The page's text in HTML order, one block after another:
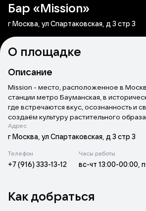
Бар «Mission»
г Москва, ул Спартаковская, д 3 стр 3
О площадке
Описание
Mission - место, расположенное в
станции метро Бауманская, в
где встречаются вкус, осознанность и
создаём культуру растительного
нет компромиссов между этикой,
удовольствием.
17 сортов постоянно на кране и 200+
холодильнике,
принципам честности состава, чистоты
происхождения. Всё — 100% веганское.
Адрес
г Москва, ул Спартаковская, д 3 стр 3
Телефон
+7 (916) 333-13-12
Часы работы
вс-чт 13:00-00:00,
Как добраться